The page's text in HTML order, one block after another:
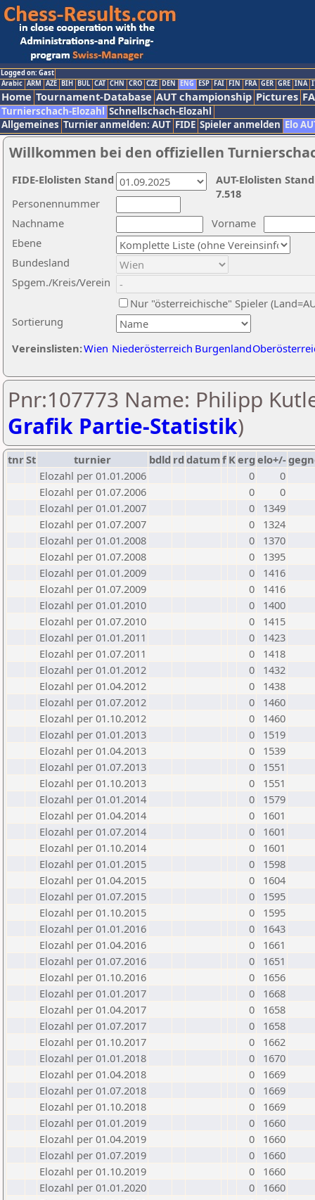
Logged on: Gast
Arabic ARM AZE BIH BUL CAT CHN CRO CZE DEN ENG ESP FAI FIN FRA GER GRE INA
Home Tournament-Database AUT championship Pictures
Turnierschach-Elozahl Schnellschach-Elozahl
Allgemeines Turnier anmelden: AUT FIDE Spieler anmelden Elo
Willkommen bei den offiziellen
Nachname
Vorname
Ebene
Sortierung
Personennummer
Bundesland
Spgem./Kreis/Verein
Nur "österreichische" Spieler
Vereinslisten:Wien Niederösterreich Burgenland
AUT-Elolisten
7.518
FIDE-Elolisten Stand
Pnr:107773 Name: Philipp
Grafik Partie-Statistik)
tnrSt turnier bdld rd datumf Kerg elo+/-
Elozahl per 01.01.2006
0
0
Elozahl per 01.07.2006
0
0
Elozahl per 01.01.2007
0
1349
Elozahl per 01.07.2007
0
1324
Elozahl per 01.01.2008
0
1370
Elozahl per 01.07.2008
0
1395
Elozahl per 01.01.2009
0
1416
Elozahl per 01.07.2009
0
1416
Elozahl per 01.01.2010
0
1400
Elozahl per 01.07.2010
0
1415
Elozahl per 01.01.2011
0
1423
Elozahl per 01.07.2011
0
1418
Elozahl per 01.01.2012
0
1432
Elozahl per 01.04.2012
0
1438
Elozahl per 01.07.2012
0
1460
Elozahl per 01.10.2012
0
1460
Elozahl per 01.01.2013
0
1519
Elozahl per 01.04.2013
0
1539
Elozahl per 01.07.2013
0
1551
Elozahl per 01.10.2013
0
1551
Elozahl per 01.01.2014
0
1579
Elozahl per 01.04.2014
0
1601
Elozahl per 01.07.2014
0
1601
Elozahl per 01.10.2014
0
1601
Elozahl per 01.01.2015
0
1598
Elozahl per 01.04.2015
0
1604
Elozahl per 01.07.2015
0
1595
Elozahl per 01.10.2015
0
1595
Elozahl per 01.01.2016
0
1643
Elozahl per 01.04.2016
0
1661
Elozahl per 01.07.2016
0
1651
Elozahl per 01.10.2016
0
1656
Elozahl per 01.01.2017
0
1668
Elozahl per 01.04.2017
0
1658
Elozahl per 01.07.2017
0
1658
Elozahl per 01.10.2017
0
1662
Elozahl per 01.01.2018
0
1670
Elozahl per 01.04.2018
0
1669
Elozahl per 01.07.2018
0
1669
Elozahl per 01.10.2018
0
1669
Elozahl per 01.01.2019
0
1660
Elozahl per 01.04.2019
0
1660
Elozahl per 01.07.2019
0
1660
Elozahl per 01.10.2019
0
1660
Elozahl per 01.01.2020
0
1660